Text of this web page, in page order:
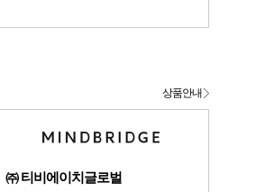
㈜ 티비에이치글로벌
상품안내